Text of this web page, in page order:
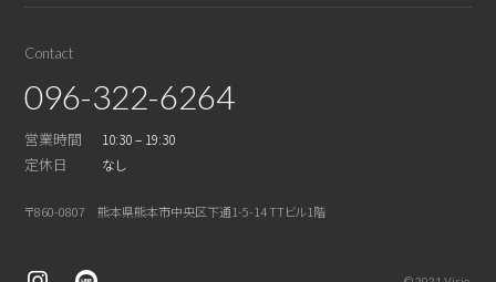
Contact
096-322-6264
営業時間 10:30 – 19:30
定休日 なし
〒860-0807 熊本県熊本市中央区下通1-5-14 TTビル1階